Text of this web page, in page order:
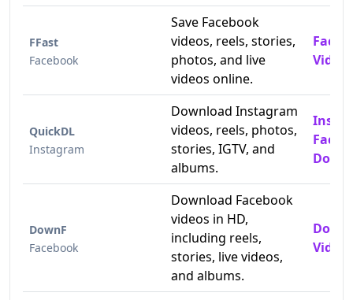
FFast
Facebook
Save Facebook
videos, reels, stories,
photos, and live
videos online.
Video
QuickDL
Instagram
Download Instagram
videos, reels, photos,
stories, IGTV, and
albums.
DownF
Facebook
Download Facebook
videos in HD,
including reels,
stories, live videos,
and albums.